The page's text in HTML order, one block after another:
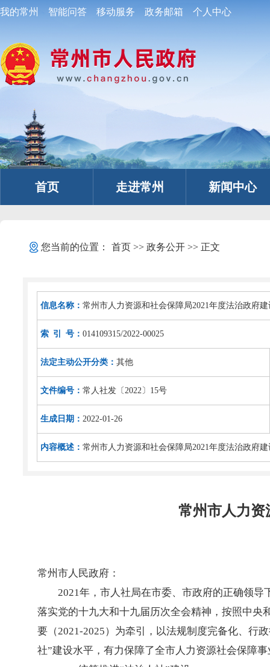
我的常州 智能问答 移动服务 政务邮箱 个人中心
首页 走进常州 新闻中心
您当前的位置： 首页>> 政务公开>> 正文
信息名称： 常州市人力资源和社会保障局2021年度法治政府
索 引 号： 014109315/2022-00025
法定主动公开分类： 其他
文件编号： 常人社发〔2022〕15号
生成日期： 2022-01-26
内容概述： 常州市人力资源和社会保障局2021年度法治政府
常州市人力资
常州市人民政府：
2021年，市人社局在市委、市政府的正确领
落实党的十九大和十九届历次全会精神，按照中
要（2021-2025）为牵引，以法规制度完备化、行
社”建设水平，有力保障了全市人力资源社会保障